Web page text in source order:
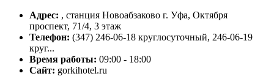
Адрес: , станция Новоабзаково г. Уфа, Октября
проспект, 71/4, 3 этаж
Телефон: (347) 246-06-18 круглосуточный, 246-06-19
круг...
Время работы: 09:00 - 18:00
Сайт: gorkihotel.ru